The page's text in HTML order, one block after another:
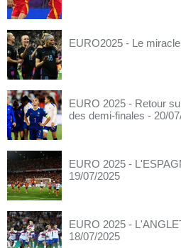
EURO2025 - Le
EURO 2025 - Retour
des demi-finales - 20/
EURO 2025 -
19/07/2025
EURO 2025 -
18/07/2025